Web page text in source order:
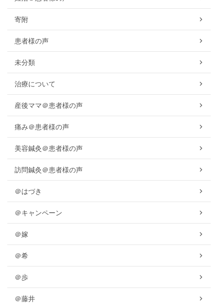
寄附
患者様の声
未分類
治療について
産後ママ＠患者様の声
痛み＠患者様の声
美容鍼灸＠患者様の声
訪問鍼灸＠患者様の声
＠はづき
＠キャンペーン
＠嫁
＠希
＠歩
＠藤井